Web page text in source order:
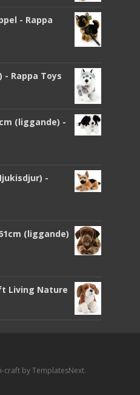
- Rappa
Rappa Toys
(liggande) -
-
(liggande)
Living Nature
i-craft by TemplatesNext.